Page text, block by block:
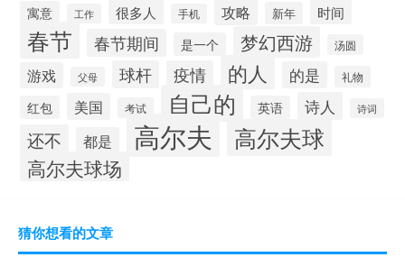
寓意 工作 很多人 手机 攻略 新年 时间
春节 春节期间 是一个 梦幻西游 汤圆
游戏 父母 球杆 疫情 的人 的是 礼物
红包 美国 考试 自己的 英语 诗人 诗词
还不 都是 高尔夫 高尔夫球
高尔夫球场
猜你想看的文章